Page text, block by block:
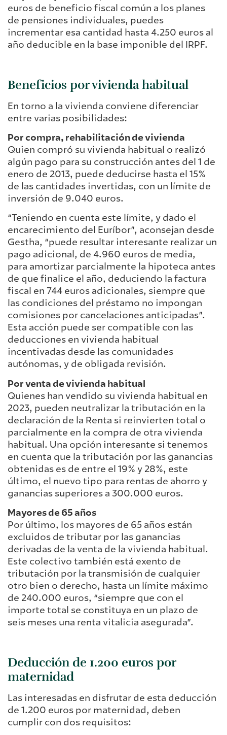
euros de beneficio fiscal común a los planes
de pensiones individuales, puedes
incrementar esa cantidad hasta 4.250 euros al
año deducible en la base imponible del IRPF.
Beneficios por vivienda habitual
En torno a la vivienda conviene diferenciar
entre varias posibilidades:
Por compra, rehabilitación de vivienda
Quien compró su vivienda habitual o realizó
algún pago para su construcción antes del 1 de
enero de 2013, puede deducirse hasta el 15%
de las cantidades invertidas, con un límite de
inversión de 9.040 euros.
“Teniendo en cuenta este límite, y dado el
encarecimiento del Euríbor”, aconsejan desde
Gestha, “puede resultar interesante realizar un
pago adicional, de 4.960 euros de media,
para amortizar parcialmente la hipoteca antes
de que finalice el año, deduciendo la factura
fiscal en 744 euros adicionales, siempre que
las condiciones del préstamo no impongan
comisiones por cancelaciones anticipadas”.
Esta acción puede ser compatible con las
deducciones en vivienda habitual
incentivadas desde las comunidades
autónomas, y de obligada revisión.
Por venta de vivienda habitual
Quienes han vendido su vivienda habitual en
2023, pueden neutralizar la tributación en la
declaración de la Renta si reinvierten total o
parcialmente en la compra de otra vivienda
habitual. Una opción interesante si tenemos
en cuenta que la tributación por las ganancias
obtenidas es de entre el 19% y 28%, este
último, el nuevo tipo para rentas de ahorro y
ganancias superiores a 300.000 euros.
Mayores de 65 años
Por último, los mayores de 65 años están
excluidos de tributar por las ganancias
derivadas de la venta de la vivienda habitual.
Este colectivo también está exento de
tributación por la transmisión de cualquier
otro bien o derecho, hasta un límite máximo
de 240.000 euros, “siempre que con el
importe total se constituya en un plazo de
seis meses una renta vitalicia asegurada”.
Deducción de 1.200 euros por
maternidad
Las interesadas en disfrutar de esta deducción
de 1.200 euros por maternidad, deben
cumplir con dos requisitos: